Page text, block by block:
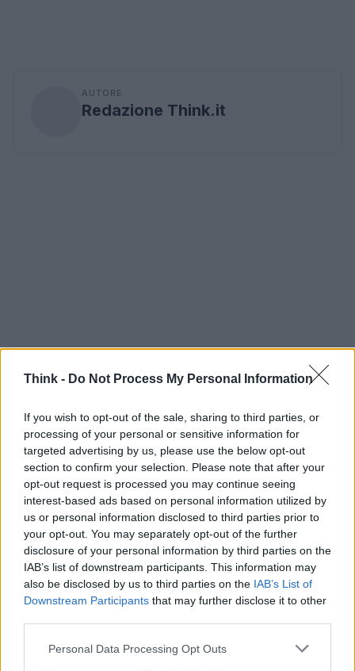
Think - Do Not Process My Personal Information
If you wish to opt-out of the sale, sharing to third parties, or
processing of your personal or sensitive information for
targeted advertising by us, please use the below opt-out
section to confirm your selection. Please note that after your
opt-out request is processed you may continue seeing
interest-based ads based on personal information utilized by
us or personal information disclosed to third parties prior to
your opt-out. You may separately opt-out of the further
disclosure of your personal information by third parties on the
IAB’s list of downstream participants. This information may
also be disclosed by us to third parties on the IAB’s List of
Downstream Participants that may further disclose it to other
Please note that this website/app uses one or more Google
Personal Data Processing Opt Outs
AUTORE
Redazione Think.it
Continua a leggere
TECH